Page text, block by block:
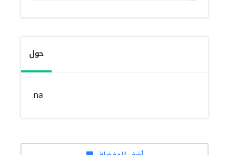
حول
na